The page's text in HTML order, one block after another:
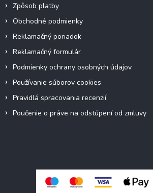
Zpôsob platby
Obchodné podmienky
Reklamačný poriadok
Reklamačný formulár
Podmienky ochrany osobných údajov
Používanie súborov cookies
Pravidlá spracovania recenzií
Poučenie o práve na odstúpení od zmluvy